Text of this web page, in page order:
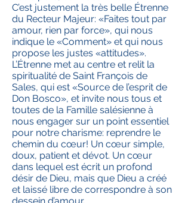
C’est justement la très belle Étrenne
du Recteur Majeur: «Faites tout par
amour, rien par force», qui nous
indique le «Comment» et qui nous
propose les justes «attitudes».
L’Étrenne met au centre et relit la
spiritualité de Saint François de
Sales, qui est «Source de l’esprit de
Don Bosco», et invite nous tous et
toutes de la Famille salésienne à
nous engager sur un point essentiel
pour notre charisme: reprendre le
chemin du cœur! Un cœur simple,
doux, patient et dévot. Un cœur
dans lequel est écrit un profond
désir de Dieu, mais que Dieu a créé
et laissé libre de correspondre à son